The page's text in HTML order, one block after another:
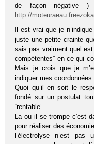
de façon négative )
http://
Il est vrai que je
juste une petite crainte
sais pas vraiment quel
compétentes” en ce qui
Mais je crois que je
indiquer mes
Quoi qu’il en soit le
fondé sur un postulat
“rentable”.
La ou il se trompe c’est
pour réaliser des
l’électrolyse n’est pas